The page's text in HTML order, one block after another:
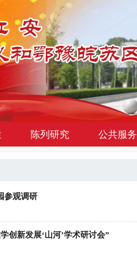
陈列研究 公共服务
参观调研
创新发展‘山河’学术研讨会”